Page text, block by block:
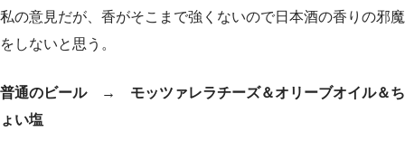
私の意見だが、香がそこまで強くないので日本酒の香りの邪魔
をしないと思う。
普通のビール → モッツァレラチーズ＆オリーブオイル＆ち
ょい塩